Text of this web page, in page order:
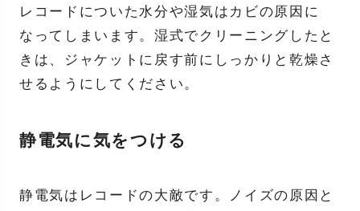
レコードについた水分や湿気はカビの原因に
なってしまいます。湿式でクリーニングしたと
きは、ジャケットに戻す前にしっかりと乾燥さ
せるようにしてください。
静電気に気をつける
静電気はレコードの大敵です。ノイズの原因と